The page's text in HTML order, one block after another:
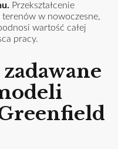
Przekształcenie
w nowoczesne,
wartość całej
pracy.